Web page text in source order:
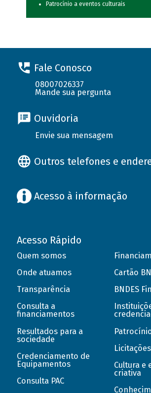
Patrocínio a eventos culturais
Fale Conosco
08007026337
Mande sua pergunta
Ouvidoria
Envie sua mensagem
Outros telefones e
Acesso à informação
Acesso Rápido
Quem somos
Onde atuamos
Transparência
Consulta a
financiamentos
Resultados para a
sociedade
Credenciamento de
Equipamentos
Consulta PAC
Cartão
BNDES
Licitações
Cultura e
criativa